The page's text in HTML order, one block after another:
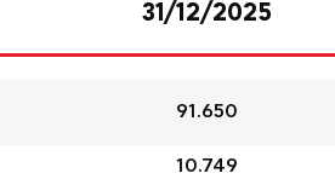
31/12/2025
91.650
10.749